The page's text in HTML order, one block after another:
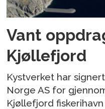
Vant
Kjøllefjord
Kystverket har
Norge AS for
Kjøllefjord